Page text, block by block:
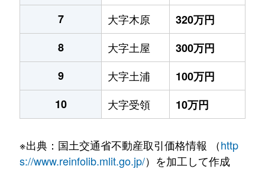
7
大字木原
320万円
8
大字土屋
300万円
9
大字土浦
100万円
10
大字受領 10万円
※出典：国土交通省不動産取引価格情報 （http
s://www.reinfolib.mlit.go.jp/）を加工して作成